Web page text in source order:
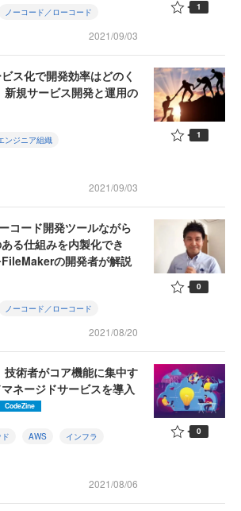
ノーコード／ローコード
2021/09/03
1
ス化で開発効率はどのく
新規サービス開発と運用の
ンジニア組織
2021/09/03
1
コード開発ツールながら
る仕組みを内製化でき
の開発者が解説
ノーコード／ローコード
2021/08/20
0
術者がコア機能に集中す
ネージドサービスを導入
CodeZine
AWS インフラ
2021/08/06
0